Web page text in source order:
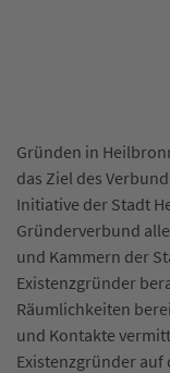
Gründen in
das Ziel des
Initiative der Stadt
Gründerverbund
und Kammern der
Existenzgründer
Räumlichkeiten
und Kontakte
Existenzgründer auf